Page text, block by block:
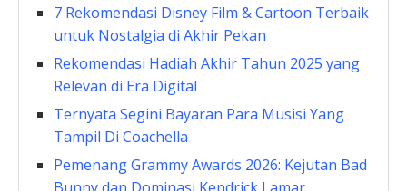
7 Rekomendasi Disney Film & Cartoon Terbaik
untuk Nostalgia di Akhir Pekan
Rekomendasi Hadiah Akhir Tahun 2025 yang
Relevan di Era Digital
Ternyata Segini Bayaran Para Musisi Yang
Tampil Di Coachella
Pemenang Grammy Awards 2026: Kejutan Bad
Bunny dan Dominasi Kendrick Lamar